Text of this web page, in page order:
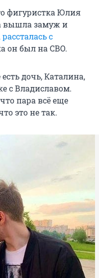
фигуристка Юлия
вышла замуж и
рассталась с
он был на СВО.
дочь, Каталина,
с Владиславом.
пара всё еще
это не так.